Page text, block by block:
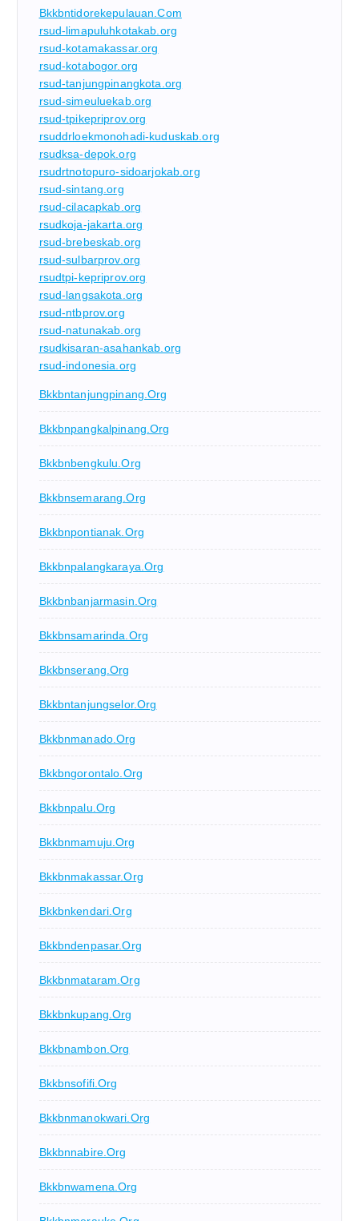
Bkkbntidorekepulauan.com
rsud-limapuluhkotakab.org
rsud-kotamakassar.org
rsud-kotabogor.org
rsud-tanjungpinangkota.org
rsud-simeuluekab.org
rsud-tpikepriprov.org
rsuddrloekmonohadi-kuduskab.org
rsudksa-depok.org
rsudrtnotopuro-sidoarjokab.org
rsud-sintang.org
rsud-cilacapkab.org
rsudkoja-jakarta.org
rsud-brebeskab.org
rsud-sulbarprov.org
rsudtpi-kepriprov.org
rsud-langsakota.org
rsud-ntbprov.org
rsud-natunakab.org
rsudkisaran-asahankab.org
rsud-indonesia.org
Bkkbntanjungpinang.org
Bkkbnpangkalpinang.org
Bkkbnbengkulu.org
Bkkbnsemarang.org
Bkkbnpontianak.org
Bkkbnpalangkaraya.org
Bkkbnbanjarmasin.org
Bkkbnsamarinda.org
Bkkbnserang.org
Bkkbntanjungselor.org
Bkkbnmanado.org
Bkkbngorontalo.org
Bkkbnpalu.org
Bkkbnmamuju.org
Bkkbnmakassar.org
Bkkbnkendari.org
Bkkbndenpasar.org
Bkkbnmataram.org
Bkkbnkupang.org
Bkkbnambon.org
Bkkbnsofifi.org
Bkkbnmanokwari.org
Bkkbnnabire.org
Bkkbnwamena.org